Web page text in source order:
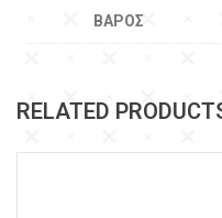
ΒΆΡΟΣ
RELATED